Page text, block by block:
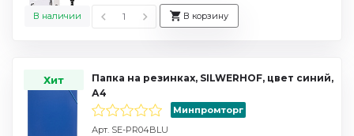
В наличии В корзину
Хит
Папка на резинках, SILWERHOF, цвет синий,
А4
Минпромторг
Арт. SE-PR04BLU